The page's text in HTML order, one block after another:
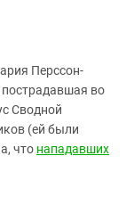
Перссон-
во
Сводной
(ей были
что нападавших